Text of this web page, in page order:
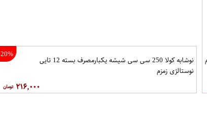
20%
نوشابه کولا 250 سی سی شیشه یکبارمصرف بسته 12 تایی
نوستالژی زمزم
۲۱۶,۰۰۰